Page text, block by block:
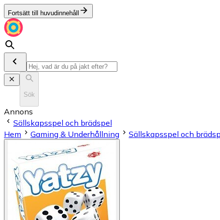
Fortsätt till huvudinnehåll
Sök
Annons
Sällskapsspel och brädspel
Hem
Gaming & Underhållning Sällskapsspel och